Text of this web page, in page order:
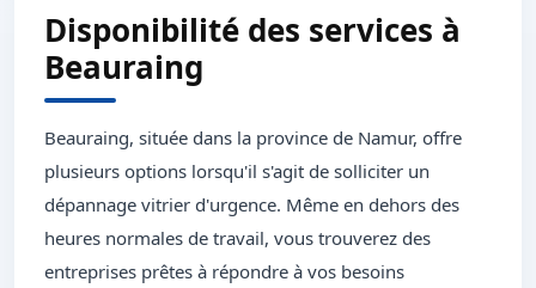
Disponibilité des services à
Beauraing
Beauraing, située dans la province de Namur, offre
plusieurs options lorsqu'il s'agit de solliciter un
dépannage vitrier d'urgence. Même en dehors des
heures normales de travail, vous trouverez des
entreprises prêtes à répondre à vos besoins